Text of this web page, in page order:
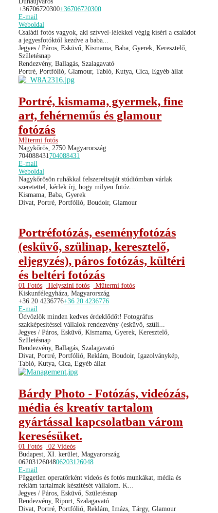
+36706720300+36706720300
E-mail
Weboldal
Családi fotós vagyok, aki szívvel-lélekkel végig kíséri a családot
a jegyesfotóktól kezdve a baba...
Jegyes / Páros, Esküvő, Kismama, Baba, Gyerek, Keresztelő,
Születésnap
Rendezvény, Ballagás, Szalagavató
Portré, Portfólió, Glamour, Tabló, Kutya, Cica, Egyéb állat
Portré, kismama, gyermek, fine
art, fehérneműs és glamour
fotózás
Műtermi fotós
Nagykőrös, 2750 Magyarország
704088431 704088431
E-mail
Weboldal
Nagykőrösön ruhákkal felszereltsaját stúdiómban várlak
szeretettel, kérlek írj, hogy milyen fotóz...
Kismama, Baba, Gyerek
Divat, Portré, Portfólió, Boudoir, Glamour
Portréfotózás, eseményfotózás
(esküvő, szülinap, keresztelő,
eljegyzés), páros fotózás, kültéri
és beltéri fotózás
01 Fotós Helyszíni fotós
Műtermi fotós
Kiskunfélegyháza, Magyarország
+36 20 4236776+36 20 4236776
E-mail
Üdvözlök minden kedves érdeklődőt! Fotográfus
szakképesítéssel vállalok rendezvény-(esküvő, szüli...
Jegyes / Páros, Esküvő, Kismama, Gyerek, Keresztelő,
Születésnap
Rendezvény, Ballagás, Szalagavató
Divat, Portré, Portfólió, Reklám, Boudoir, Igazolványkép,
Tabló, Kutya, Cica, Egyéb állat
Bárdy Photo - Fotózás, videózás,
média és kreatív tartalom
gyártással kapcsolatban várom
keresésüket.
01 Fotós
02 Videós
Budapest, XI. kerület, Magyarország
0620312604806203126048
E-mail
Független operatőrként videós és fotós munkákat, média és
reklám tartalmak készítését vállalom. K...
Jegyes / Páros, Esküvő, Születésnap
Rendezvény, Riport, Szalagavató
Divat, Portré, Portfólió, Reklám, Imázs, Tárgy, Glamour